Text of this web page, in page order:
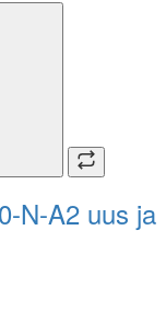
N-A2 uus ja